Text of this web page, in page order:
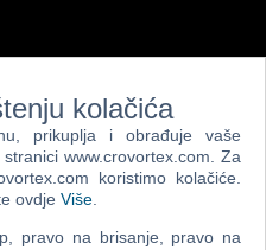
kolačića
prikuplja i obrađuje vaše
www.crovortex.com. Za
koristimo kolačiće.
ovdje Više
pravo na brisanje, pravo na